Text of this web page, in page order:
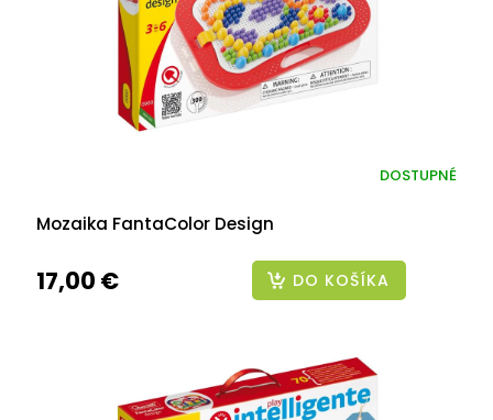
Mozaika FantaColor Design
DOSTUPNÉ
17,00 € DO KOŠÍKA